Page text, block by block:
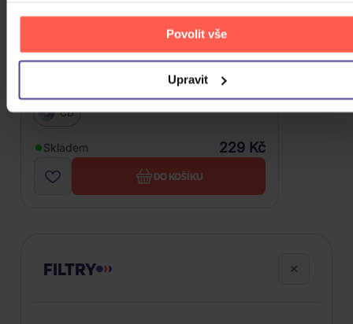
Povolit vše
Upravit
Don Broco: Technology (Limited)
CD
Skladem 229 Kč
DO KOŠÍKU
FILTRY